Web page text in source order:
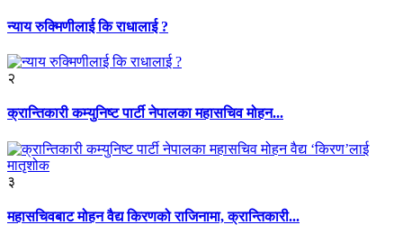
न्याय रुक्मिणीलाई कि राधालाई ?
२
क्रान्तिकारी कम्युनिष्ट पार्टी नेपालका महासचिव मोहन...
३
महासचिवबाट मोहन वैद्य किरणको राजिनामा, क्रान्तिकारी...